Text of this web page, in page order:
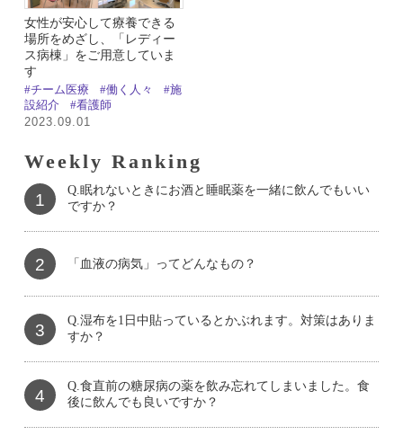
女性が安心して療養できる
場所をめざし、「レディー
ス病棟」をご用意していま
す
#チーム医療 #働く人々
#施
設紹介
#看護師
2023.09.01
Weekly Ranking
1
Q.眠れないときにお酒と睡眠薬を一緒に飲んでもいい
ですか？
2 「血液の病気」ってどんなもの？
3
Q.湿布を1日中貼っているとかぶれます。対策はありま
すか？
4
Q.食直前の糖尿病の薬を飲み忘れてしまいました。食
後に飲んでも良いですか？